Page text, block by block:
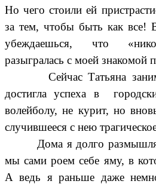
Но чего стоили ей
за тем, чтобы быть как все!
убеждаешься, что
разыгралась с моей знакомой
Сейчас Татьяна
достигла успеха в
волейболу, не курит, но
случившееся с нею
Дома я долго
мы сами роем себе яму, в
А ведь я раньше даже